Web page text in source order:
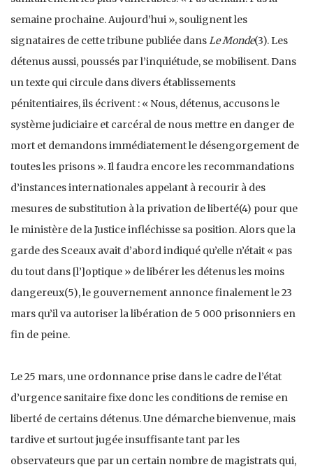
semaine prochaine. Aujourd’hui », soulignent les
signataires de cette tribune publiée dans Le Monde(3). Les
détenus aussi, poussés par l’inquiétude, se mobilisent. Dans
un texte qui circule dans divers établissements
pénitentiaires, ils écrivent : « Nous, détenus, accusons le
système judiciaire et carcéral de nous mettre en danger de
mort et demandons immédiatement le désengorgement de
toutes les prisons ». Il faudra encore les recommandations
d’instances internationales appelant à recourir à des
mesures de substitution à la privation de liberté(4) pour que
le ministère de la Justice infléchisse sa position. Alors que la
garde des Sceaux avait d’abord indiqué qu’elle n’était « pas
du tout dans [l’]optique » de libérer les détenus les moins
dangereux(5), le gouvernement annonce finalement le 23
mars qu’il va autoriser la libération de 5 000 prisonniers en
fin de peine.
Le 25 mars, une ordonnance prise dans le cadre de l’état
d’urgence sanitaire fixe donc les conditions de remise en
liberté de certains détenus. Une démarche bienvenue, mais
tardive et surtout jugée insuffisante tant par les
observateurs que par un certain nombre de magistrats qui,